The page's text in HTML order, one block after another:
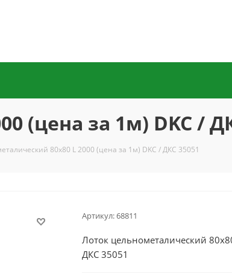
(цена за 1м) DKC /
80х80 L 2000 (цена за 1м) DKC / ДКС 35051
Артикул:68811
Лоток цельнометалический
ДКС 35051